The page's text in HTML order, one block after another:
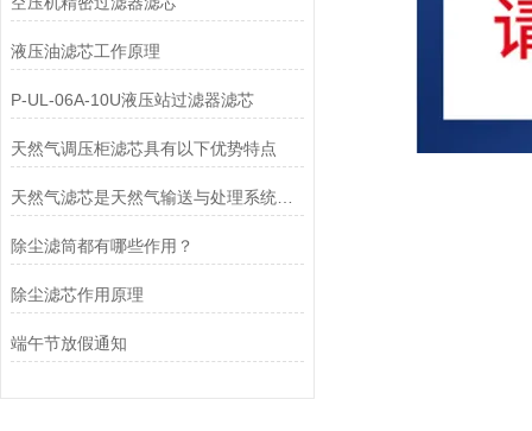
液压油滤芯工作原理
P-UL-06A-10U液压站过滤器滤芯
天然气调压柜滤芯具有以下优势特点
天然气滤芯是天然气输送与处理系统中的关键组件
除尘滤筒都有哪些作用？
除尘滤芯作用原理
端午节放假通知